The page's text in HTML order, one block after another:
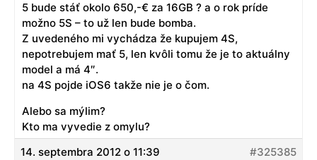
5 bude stáť okolo 650,-€ za 16GB ? a o rok príde
možno 5S – to už len bude bomba.
Z uvedeného mi vychádza že kupujem 4S,
nepotrebujem mať 5, len kvôli tomu že je to aktuálny
model a má 4″.
na 4S pojde iOS6 takže nie je o čom.
Alebo sa mýlim?
Kto ma vyvedie z omylu?
14. septembra 2012 o 11:39
#325385